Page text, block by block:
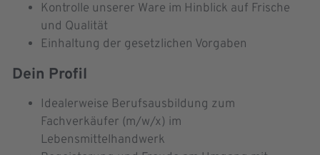
Kontrolle unserer Ware im Hinblick auf Frische
und Qualität
Einhaltung der gesetzlichen Vorgaben
Dein Profil
Idealerweise Berufsausbildung zum
Fachverkäufer (m/w/x) im
Lebensmittelhandwerk